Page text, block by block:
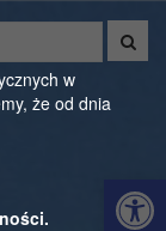
w
że od dnia
Parysów
mazowieckie